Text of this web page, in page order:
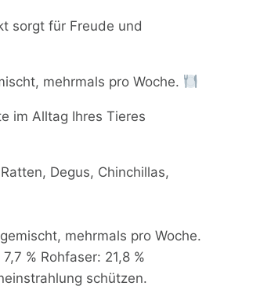
sorgt für Freude und
mehrmals pro Woche.
im Alltag Ihres Tieres
Degus, Chinchillas,
mehrmals pro Woche.
% Rohfaser: 21,8 %
schützen.